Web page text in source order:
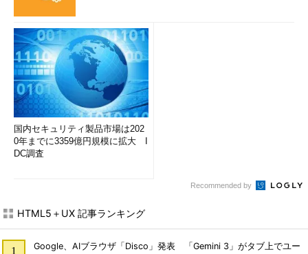
国内セキュリティ製品市場は202
0年までに3359億円規模に拡大 I
DC調査
Recommended by
HTML5＋UX 記事ランキング
Google、AIブラウザ「Disco」発表 「Gemini 3」がタブ上でユー